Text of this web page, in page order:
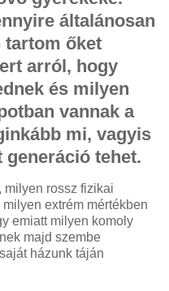
általánosan
tartom őket
arról, hogy
és milyen
vannak a
mi, vagyis
generáció tehet.
milyen rossz fizikai
extrém mértékben
emiatt milyen komoly
majd szembe
házunk táján